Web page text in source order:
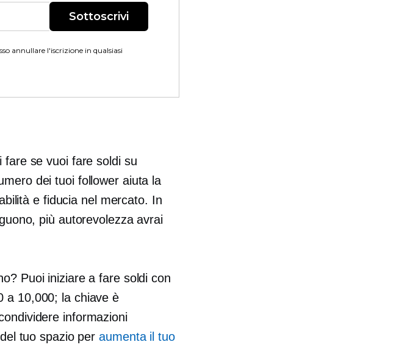
Sottoscrivi
annullare l'iscrizione in qualsiasi
fare se vuoi fare soldi su
dei tuoi follower aiuta la
e fiducia nel mercato. In
più autorevolezza avrai
Puoi iniziare a fare soldi con
a 10,000; la chiave è
informazioni
tuo spazio peraumenta il tuo